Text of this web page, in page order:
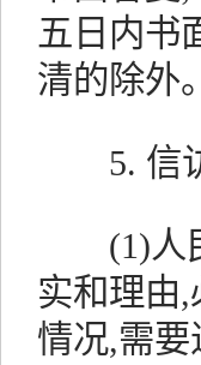
五日内书
清的除外。
5. 信访
(1)人民
实和理由
情况,需